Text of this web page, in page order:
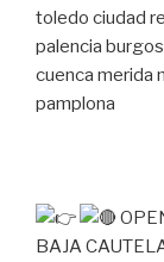
toledo ciudad
palencia
cuenca merida
pamplona
BAJA